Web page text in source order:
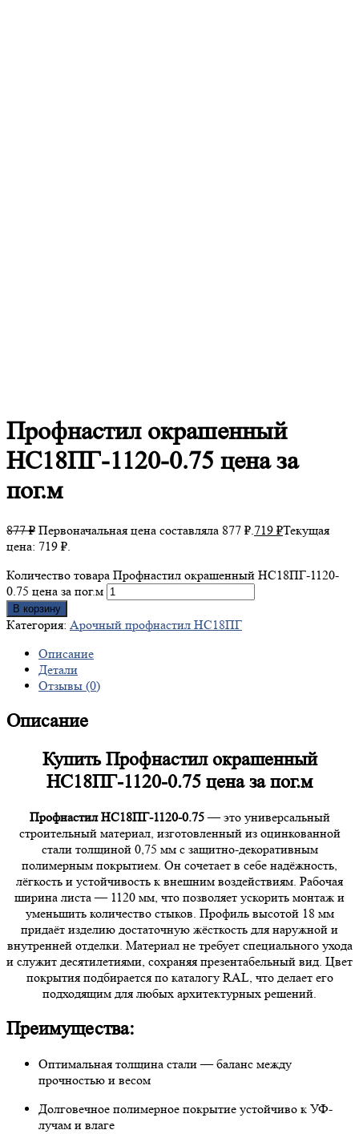
Профнастилокрашенный
НС18ПГ-1120-0.75 цена за
пог.м
877₽ Первоначальная цена составляла 877 ₽.719 ₽Текущая
цена: 719 ₽.
Количество товара Профнастил окрашенный НС18ПГ-1120-
0.75 цена за пог.м
В корзину
Категория: Арочный профнастил НС18ПГ
Описание
Детали
Отзывы (0)
Описание
Купить Профнастил окрашенный
НС18ПГ-1120-0.75 цена за пог.м
Профнастил НС18ПГ-1120-0.75— это универсальный
строительный материал, изготовленный из оцинкованной
стали толщиной 0,75 мм с защитно-декоративным
полимерным покрытием. Он сочетает в себе надёжность,
лёгкость и устойчивость к внешним воздействиям. Рабочая
ширина листа — 1120 мм, что позволяет ускорить монтаж и
уменьшить количество стыков. Профиль высотой 18 мм
придаёт изделию достаточную жёсткость для наружной и
внутренней отделки. Материал не требует специального ухода
и служит десятилетиями, сохраняя презентабельный вид. Цвет
покрытия подбирается по каталогу RAL, что делает его
подходящим для любых архитектурных решений.
Преимущества:
Оптимальная толщина стали — баланс между
прочностью и весом
Долговечное полимерное покрытие устойчиво к УФ-
лучам и влаге